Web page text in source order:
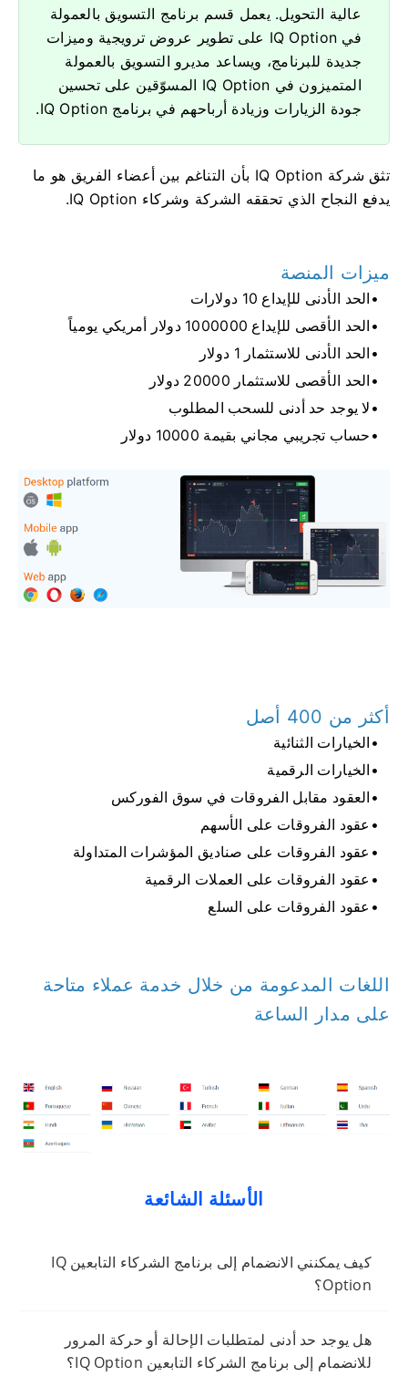
عالية التحويل. يعمل قسم برنامج التسويق بالعمولة
في IQ Option على تطوير عروض ترويجية وميزات
جديدة للبرنامج، ويساعد مديرو التسويق بالعمولة
المتميزون في IQ Option المسوّقين على تحسين
جودة الزيارات وزيادة أرباحهم في برنامج IQ Option.
تثق شركة IQ Option بأن التناغم بين أعضاء الفريق هو ما
يدفع النجاح الذي تحققه الشركة وشركاء IQ Option.
ميزات المنصة
الحد الأدنى للإيداع 10 دولارات
الحد الأقصى للإيداع 1000000 دولار أمريكي يومياً
الحد الأدنى للاستثمار 1 دولار
الحد الأقصى للاستثمار 20000 دولار
لا يوجد حد أدنى للسحب المطلوب
حساب تجريبي مجاني بقيمة 10000 دولار
أكثر من 400 أصل
الخيارات الثنائية
الخيارات الرقمية
العقود مقابل الفروقات في سوق الفوركس
عقود الفروقات على الأسهم
عقود الفروقات على صناديق المؤشرات المتداولة
عقود الفروقات على العملات الرقمية
عقود الفروقات على السلع
اللغات المدعومة من خلال خدمة عملاء متاحة
على مدار الساعة
الأسئلة الشائعة
كيف يمكنني الانضمام إلى برنامج الشركاء التابعين IQ
Option؟
هل يوجد حد أدنى لمتطلبات الإحالة أو حركة المرور
للانضمام إلى برنامج الشركاء التابعين IQ Option؟